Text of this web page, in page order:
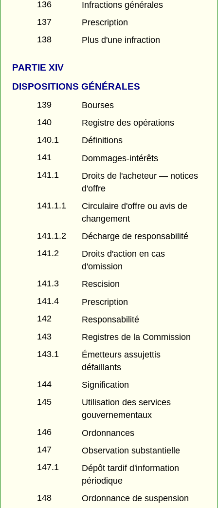
136
Infractions générales
137
Prescription
138
Plus d'une infraction
PARTIEXIV
DISPOSITIONS GÉNÉRALES
139
Bourses
140
Registre des opérations
140.1
Définitions
141
Dommages-intérêts
141.1
Droits de l'acheteur — notices
d'offre
141.1.1
Circulaire d'offre ou avis de
changement
141.1.2
Décharge de responsabilité
141.2
Droits d'action en cas
d'omission
141.3
Rescision
141.4
Prescription
142
Responsabilité
143
Registres de la Commission
143.1
Émetteurs assujettis
défaillants
144
Signification
145
Utilisation des services
gouvernementaux
146
Ordonnances
147
Observation substantielle
147.1
Dépôt tardif d'information
périodique
148
Ordonnance de suspension